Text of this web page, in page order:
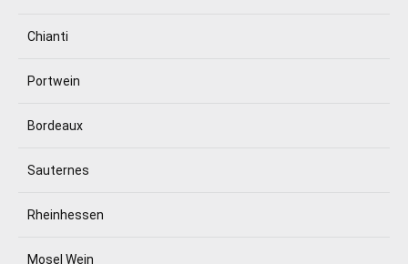
Chianti
Portwein
Bordeaux
Sauternes
Rheinhessen
Mosel Wein